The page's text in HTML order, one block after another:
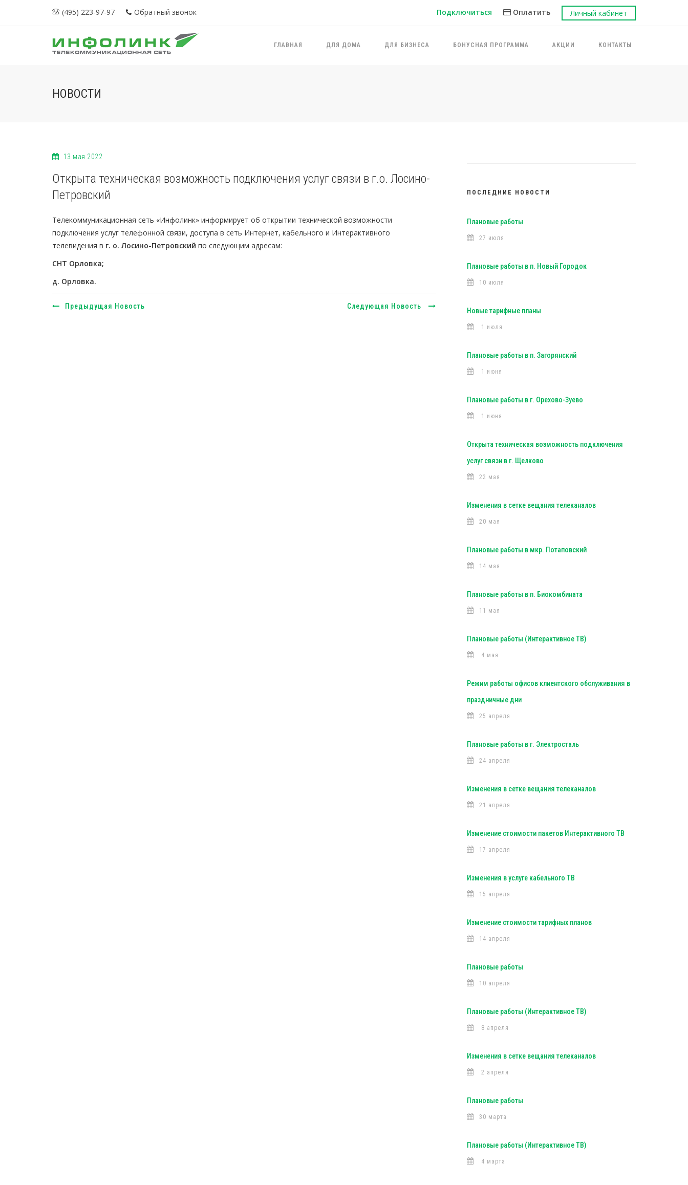
(495) 223-97-97 Обратный звонок Подключиться Оплатить Личный кабинет
ГЛАВНАЯ ДЛЯ ДОМА ДЛЯ БИЗНЕСА БОНУСНАЯ ПРОГРАММА АКЦИИ КОНТАКТЫ
НОВОСТИ
13 мая 2022
Открыта техническая возможность подключения услуг связи в г.о. Лосино-
Петровский
Телекоммуникационная сеть «Инфолинк» информирует об открытии технической возможности
подключения услуг телефонной связи, доступа в сеть Интернет, кабельного и Интерактивного
телевидения в г. о. Лосино-Петровский по следующим адресам:
СНТ Орловка;
д. Орловка.
Предыдущая Новость Следующая Новость
ПОСЛЕДНИЕ НОВОСТИ
Плановые работы
27 июля
Плановые работы в п. Новый Городок
10 июля
Новые тарифные планы
1 июля
Плановые работы в п. Загорянский
1 июня
Плановые работы в г. Орехово-Зуево
1 июня
Открыта техническая возможность подключения
услуг связи в г. Щелково
22 мая
Изменения в сетке вещания телеканалов
20 мая
Плановые работы в мкр. Потаповский
14 мая
Плановые работы в п. Биокомбината
11 мая
Плановые работы (Интерактивное ТВ)
4 мая
Режим работы офисов клиентского обслуживания в
праздничные дни
25 апреля
Плановые работы в г. Электросталь
24 апреля
Изменения в сетке вещания телеканалов
21 апреля
Изменение стоимости пакетов Интерактивного ТВ
17 апреля
Изменения в услуге кабельного ТВ
15 апреля
Изменение стоимости тарифных планов
14 апреля
Плановые работы
10 апреля
Плановые работы (Интерактивное ТВ)
8 апреля
Изменения в сетке вещания телеканалов
2 апреля
Плановые работы
30 марта
Плановые работы (Интерактивное ТВ)
4 марта